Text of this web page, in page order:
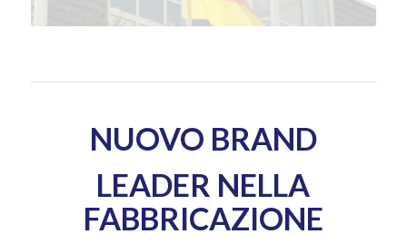
NUOVO BRAND
LEADER NELLA
FABBRICAZIONE